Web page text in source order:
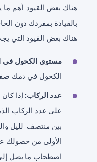
بالقيادة بمفردك دون
هناك بعض القيود التي يجب
مستوى الكحول في
الكحول في دمك صفرًا
عدد الركاب:
على عدد الركاب
بين منتصف الليل
الأولى من حصولك
اصطحاب ما يصل